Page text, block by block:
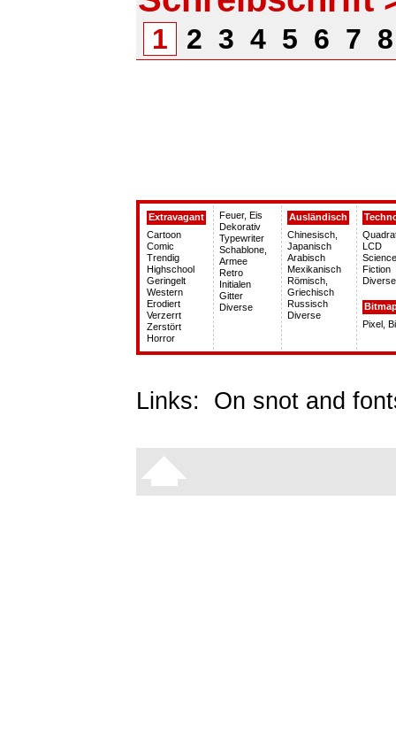
1 2 3 4 5 6 7
Extravagant
Cartoon
Comic
Trendig
Highschool
Geringelt
Western
Erodiert
Verzerrt
Zerstört
Horror
Feuer, Eis
Dekorativ
Typewriter
Schablone,
Armee
Retro
Initialen
Gitter
Diverse
Ausländisch
Chinesisch,
Japanisch
Arabisch
Mexikanisch
Römisch,
Griechisch
Russisch
Diverse
LCD
Fiction
Diverse
Pixel,
Links: On snot and